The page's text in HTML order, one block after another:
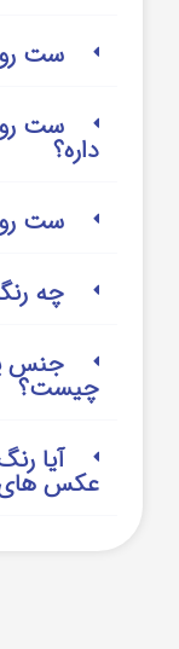
ست
ست
داره؟
ست
چه
جنس
چیست؟
آیا
عکس